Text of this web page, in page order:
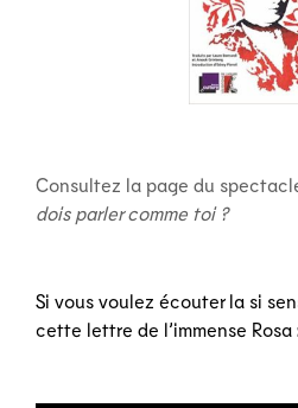
Consultez la page du
dois parler comme toi ?
Si vous voulez écouter la si
cette lettre de l’immense Rosa :